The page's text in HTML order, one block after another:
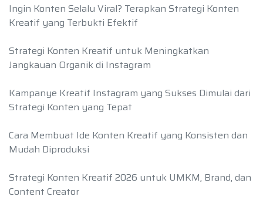
Ingin Konten Selalu Viral? Terapkan Strategi Konten
Kreatif yang Terbukti Efektif
Strategi Konten Kreatif untuk Meningkatkan
Jangkauan Organik di Instagram
Kampanye Kreatif Instagram yang Sukses Dimulai dari
Strategi Konten yang Tepat
Cara Membuat Ide Konten Kreatif yang Konsisten dan
Mudah Diproduksi
Strategi Konten Kreatif 2026 untuk UMKM, Brand, dan
Content Creator